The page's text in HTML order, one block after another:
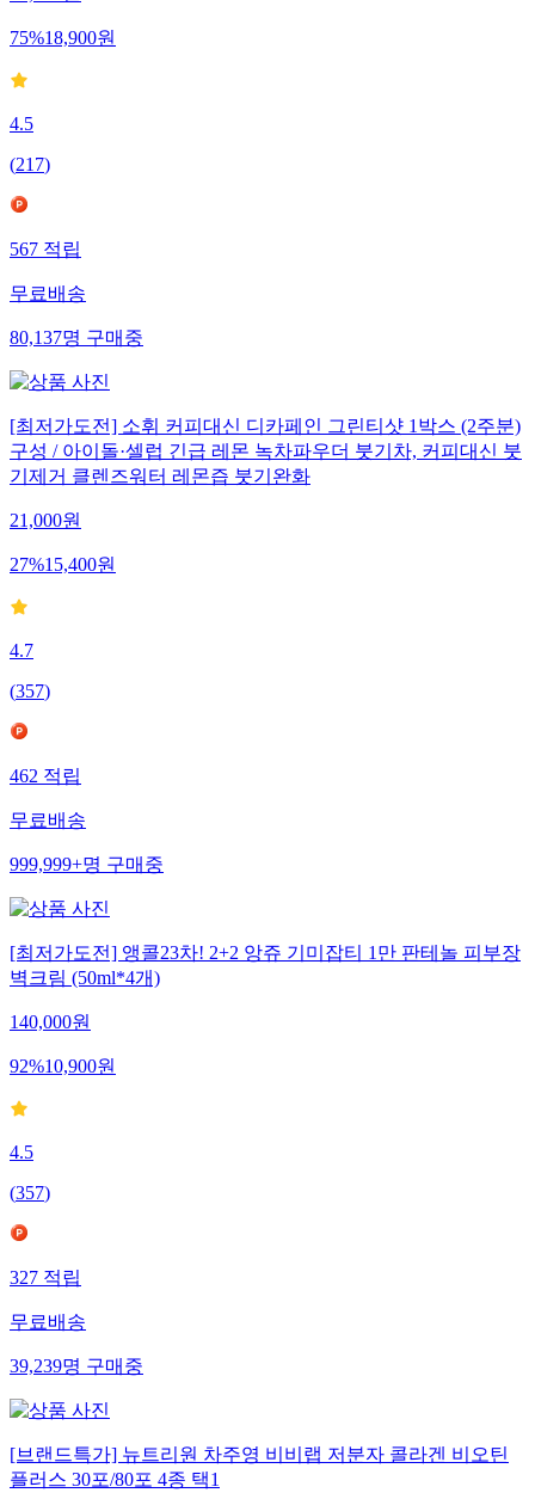
75%18,900원
4.5
(217)
567적립
무료배송
80,137명구매중
[최저가도전] 소휘 커피대신 디카페인 그린티샷 1박스 (2주분)
구성 / 아이돌·셀럽 긴급 레몬 녹차파우더 붓기차, 커피대신 붓
기제거 클렌즈워터 레몬즙 붓기완화
21,000원
27%15,400원
4.7
(357)
462적립
무료배송
999,999+명구매중
[최저가도전] 앵콜23차! 2+2 앙쥬 기미잡티 1만 판테놀 피부장
벽크림 (50ml*4개)
140,000원
92%10,900원
4.5
(357)
327적립
무료배송
39,239명구매중
[브랜드특가] 뉴트리원 차주영 비비랩 저분자 콜라겐 비오틴
플러스 30포/80포 4종 택1